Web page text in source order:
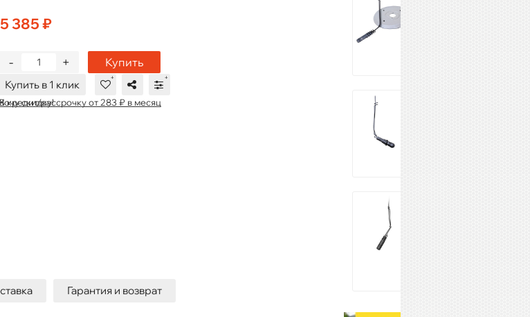
5 385 ₽
+
- Купить
Купить в 1 клик
В кредит/рассрочку от 283 ₽ в месяц
Хочу скидку!
Гарантия и возврат